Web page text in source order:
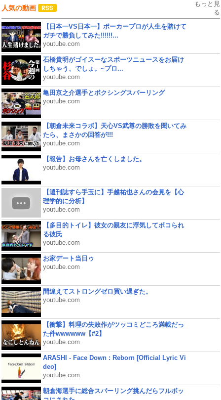
人気の動画
もっと見
る
【日本一VS日本一】ポーカープロが人生を賭けて
ガチで勝負してみた!!!!!!...
youtube.com
石橋貴明がゴイスーなスポーツニュースをお届け
しちゃう、でしょ。~プロ...
youtube.com
亀田京之介選手とボクシングスパーリング
youtube.com
【朝倉未来コラボ】天心VS武尊の勝敗を聞いてみ
たら、まさかの回答が!!!
youtube.com
【報告】お母さんを亡くしました。
youtube.com
【週刊誌すら手玉に】手越祐也さんの会見を【心
理学的に分析】
youtube.com
【多目的トイレ】彼女の親友に浮気してボコられ
る彼氏
youtube.com
お家デート当日ゥ
youtube.com
間違えてストロングゼロ買い過ぎた。
youtube.com
【衝撃】料理の失敗作がツッコミどころ満載だっ
た件wwwwww【#2】
youtube.com
ARASHI - Face Down : Reborn [Official Lyric Vi
deo]
youtube.com
朝倉海選手に総合スパーリング挑んだらフルボッ